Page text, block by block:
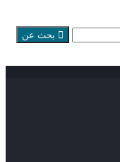
بحث عن